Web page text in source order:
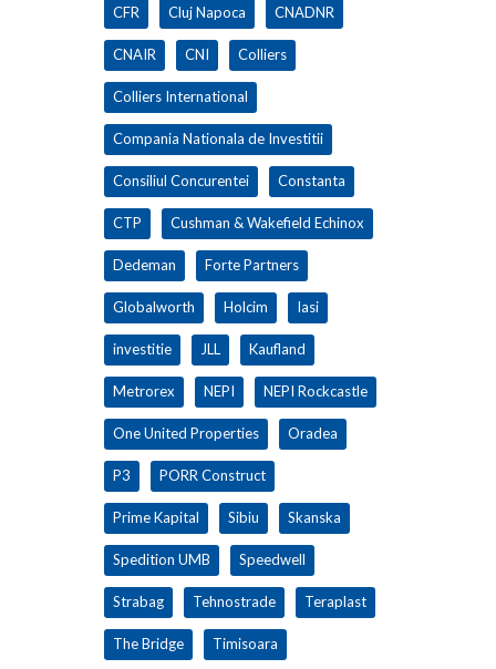
CFR Cluj Napoca CNADNR
CNAIR CNI Colliers
Colliers International
Compania Nationala de Investitii
Consiliul Concurentei Constanta
CTP Cushman & Wakefield Echinox
Dedeman Forte Partners
Globalworth Holcim Iasi
investitie JLL Kaufland
Metrorex NEPI NEPI Rockcastle
One United Properties Oradea
P3 PORR Construct
Prime Kapital Sibiu Skanska
Spedition UMB Speedwell
Strabag Tehnostrade Teraplast
The Bridge Timisoara